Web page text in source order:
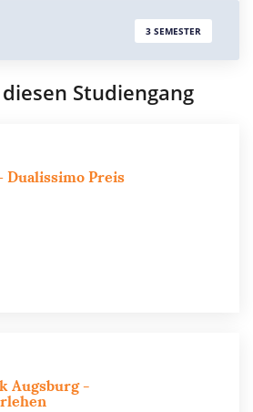
3 SEMESTER
Studiengang
Dualissimo Preis
Augsburg -